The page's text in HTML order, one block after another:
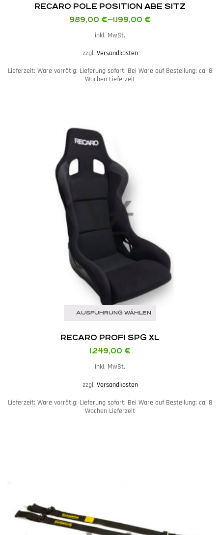
RECARO POLE POSITION ABE SITZ
989,00 €–1.199,00 €
inkl. MwSt.
zzgl. Versandkosten
Lieferzeit: Ware vorrätig: Lieferung sofort; Bei Ware auf Bestellung; ca. 8
Wochen Lieferzeit
AUSFÜHRUNG WÄHLEN
RECARO PROFI SPG XL
1.249,00 €
inkl. MwSt.
zzgl. Versandkosten
Lieferzeit: Ware vorrätig: Lieferung sofort; Bei Ware auf Bestellung; ca. 8
Wochen Lieferzeit